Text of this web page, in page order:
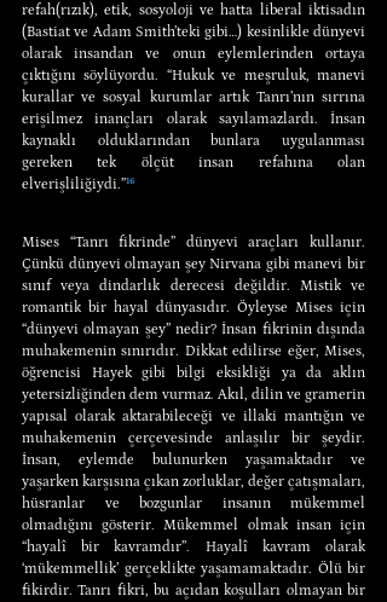
refah(rızık), etik, sosyoloji ve hatta liberal iktisadın
(Bastiat ve Adam Smith’teki gibi…) kesinlikle dünyevi
olarak insandan ve onun eylemlerinden ortaya
çıktığını söylüyordu. “Hukuk ve meşruluk, manevi
kurallar ve sosyal kurumlar artık Tanrı’nın sırrına
erişilmez inançları olarak sayılamazlardı. İnsan
kaynaklı olduklarından bunlara uygulanması
gereken tek ölçüt insan refahına olan
elverişliliğiydi.”¹⁶
Mises “Tanrı fikrinde” dünyevi araçları kullanır.
Çünkü dünyevi olmayan şey Nirvana gibi manevi bir
sınıf veya dindarlık derecesi değildir. Mistik ve
romantik bir hayal dünyasıdır. Öyleyse Mises için
“dünyevi olmayan şey” nedir? İnsan fikrinin dışında
muhakemenin sınırıdır. Dikkat edilirse eğer, Mises,
öğrencisi Hayek gibi bilgi eksikliği ya da aklın
yetersizliğinden dem vurmaz. Akıl, dilin ve gramerin
yapısal olarak aktarabileceği ve illaki mantığın ve
muhakemenin çerçevesinde anlaşılır bir şeydir.
İnsan, eylemde bulunurken yaşamaktadır ve
yaşarken karşısına çıkan zorluklar, değer çatışmaları,
hüsranlar ve bozgunlar insanın mükemmel
olmadığını gösterir. Mükemmel olmak insan için
“hayalî bir kavramdır”. Hayalî kavram olarak
‘mükemmellik’ gerçeklikte yaşamamaktadır. Ölü bir
fikirdir. Tanrı fikri, bu açıdan koşulları olmayan bir